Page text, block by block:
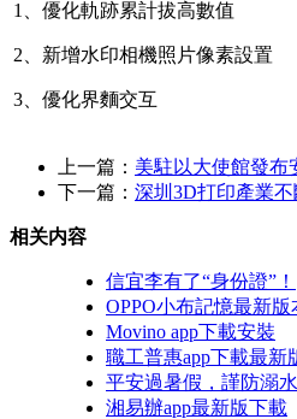
1、優化軌跡累計拔高數值
2、新增水印相機照片像素設置
3、優化界麵交互
上一篇： 美駐以大使館發布
下一篇： 深圳3D打印產業
相关内容
信宜李有了“身份證”！
OPPO小布記憶最新
Movino app下載安裝
職工普惠app下載最新
平安過暑假，謹防溺
湘易辦app最新版下載